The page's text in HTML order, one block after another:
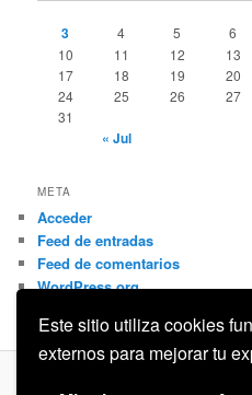
Este sitio utiliza cookies
externos para mejorar tu
3 4 5 6
10
11 12 13
17
18 19 20
24
25 26 27
31
« Jul
META
Acceder
Feed de entradas
Feed de comentarios
WordPress.org